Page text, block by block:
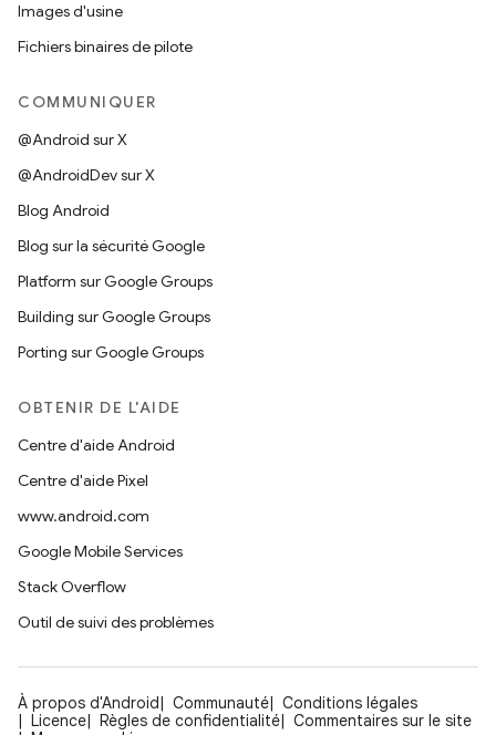
Images d'usine
Fichiers binaires de pilote
COMMUNIQUER
@Android sur X
@AndroidDev sur X
Blog Android
Blog sur la sécurité Google
Platform sur Google Groups
Building sur Google Groups
Porting sur Google Groups
OBTENIR DE L'AIDE
Centre d'aide Android
Centre d'aide Pixel
www.android.com
Google Mobile Services
Stack Overflow
Outil de suivi des problèmes
À propos d'Android Communauté
Conditions légales
Licence
Règles de confidentialité
Commentaires sur le site